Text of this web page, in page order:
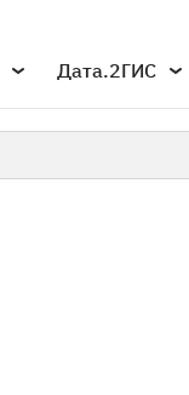
Дата.2ГИС